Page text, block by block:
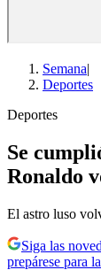
Semana|
Deportes
Deportes
Se
Ronaldo
El astro luso
Siga las
prepárese para